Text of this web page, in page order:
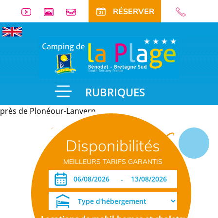
RÉSERVER
RUBRIQUES
Disponibilités
MEILLEURS TARIFS GARANTIS
-
près de Plonéour-Lanvern
Informations
pratiques